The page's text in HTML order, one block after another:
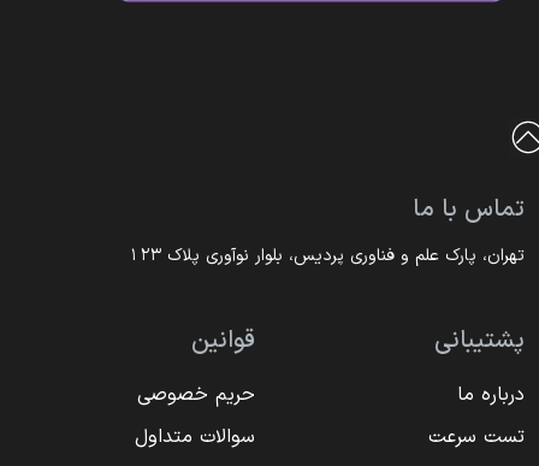
تماس با ما
تهران، پارک علم و فناوری پردیس، بلوار نوآوری پلاک ۱۲۳
پشتیبانی
درباره ما
تست سرعت
قوانین
حریم خصوصی
سوالات متداول